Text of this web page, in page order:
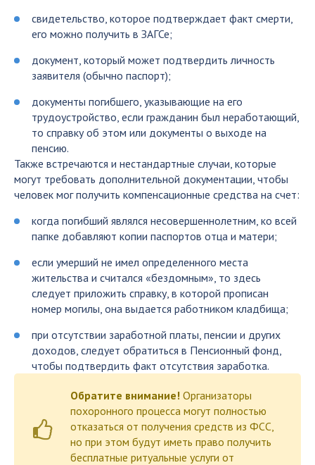
свидетельство, которое подтверждает факт смерти,
его можно получить в ЗАГСе;
документ, который может подтвердить личность
заявителя (обычно паспорт);
документы погибшего, указывающие на его
трудоустройство, если гражданин был неработающий,
то справку об этом или документы о выходе на
пенсию.
Также встречаются и нестандартные случаи, которые
могут требовать дополнительной документации, чтобы
человек мог получить компенсационные средства на счет:
когда погибший являлся несовершеннолетним, ко всей
папке добавляют копии паспортов отца и матери;
если умерший не имел определенного места
жительства и считался «бездомным», то здесь
следует приложить справку, в которой прописан
номер могилы, она выдается работником кладбища;
при отсутствии заработной платы, пенсии и других
доходов, следует обратиться в Пенсионный фонд,
чтобы подтвердить факт отсутствия заработка.
Обратите внимание! Организаторы
похоронного процесса могут полностью
отказаться от получения средств из ФСС,
но при этом будут иметь право получить
бесплатные ритуальные услуги от